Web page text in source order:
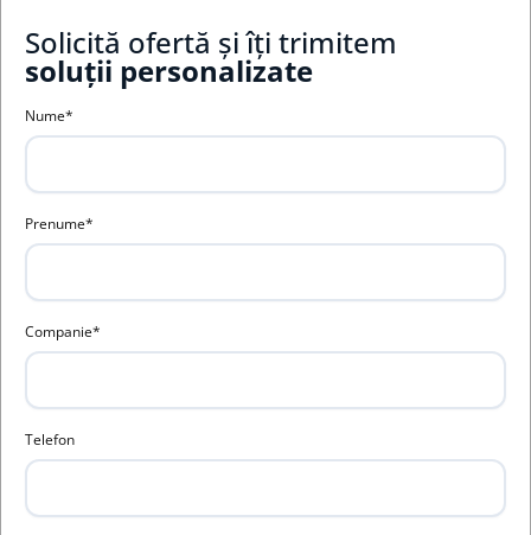
Solicită ofertă și îți trimitem
soluții personalizate
Nume*
Prenume*
Companie*
Telefon